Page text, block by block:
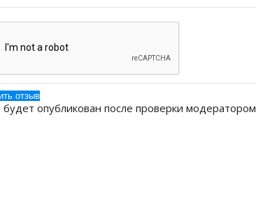
опубликован после проверки модератором